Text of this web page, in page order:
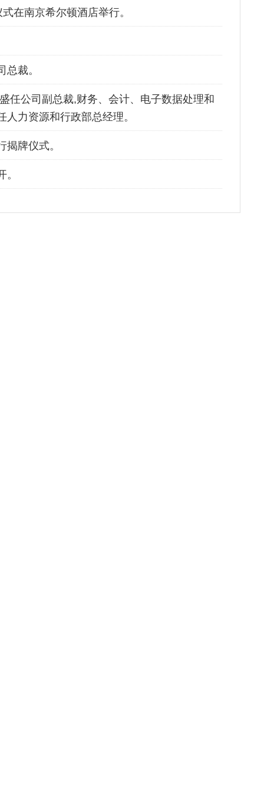
在南京希尔顿酒店举行。
裁。
任公司副总裁,财务、会计、电子数据处理和
力资源和行政部总经理。
牌仪式。